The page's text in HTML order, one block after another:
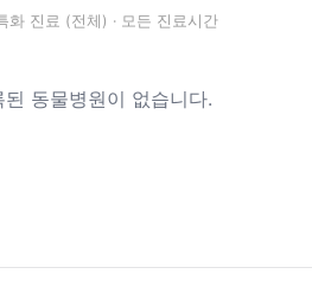
화 진료 (전체) · 모든 진료시간
동물병원이 없습니다.